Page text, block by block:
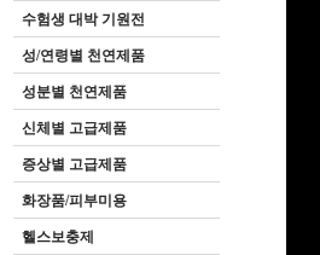
수험생 대박 기원전
성/연령별 천연제품
성분별 천연제품
신체별 고급제품
증상별 고급제품
화장품/피부미용
헬스보충제